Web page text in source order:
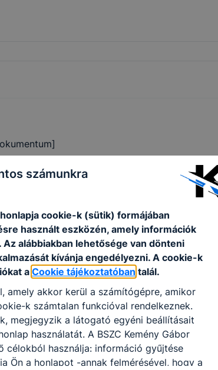
számunkra
cookie-k (sütik) formájában
használt eszközén, amely információk
alábbiakban lehetősége van dönteni
kívánja engedélyezni. A cookie-k
a Cookie tájékoztatóban talál.
amely akkor kerül a számítógépre, amikor
k számtalan funkcióval rendelkeznek.
megjegyzik a látogató egyéni beállításait
használatát. A BSZC Kemény Gábor
célokból használja: információ gyűjtése
Ön a honlapot -annak felmérésével, hogy a